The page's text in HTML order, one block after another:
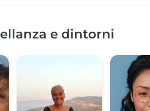
e dintorni